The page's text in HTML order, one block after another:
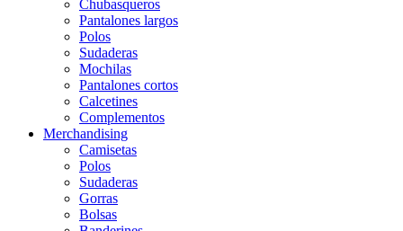
Chubasqueros
Pantalones largos
Polos
Sudaderas
Mochilas
Pantalones cortos
Calcetines
Complementos
Merchandising
Camisetas
Polos
Sudaderas
Gorras
Bolsas